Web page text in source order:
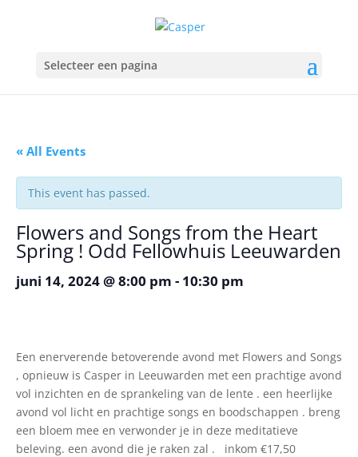
Selecteer een pagina
« All Events
This event has passed.
Flowers and Songs from the Heart
Spring ! Odd Fellowhuis Leeuwarden
juni 14, 2024 @ 8:00 pm - 10:30 pm
Een enerverende betoverende avond met Flowers and Songs
, opnieuw is Casper in Leeuwarden met een prachtige avond
vol inzichten en de sprankeling van de lente . een heerlijke
avond vol licht en prachtige songs en boodschappen . breng
een bloem mee en verwonder je in deze meditatieve
beleving. een avond die je raken zal . inkom €17,50